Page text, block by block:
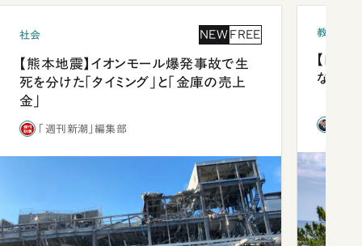
社会 NEW FREE
【熊本地震】イオンモール爆発事故で生
死を分けた「タイミング」と「金庫の売上
金」
「週刊新潮」編集部
教育
【四
ながら